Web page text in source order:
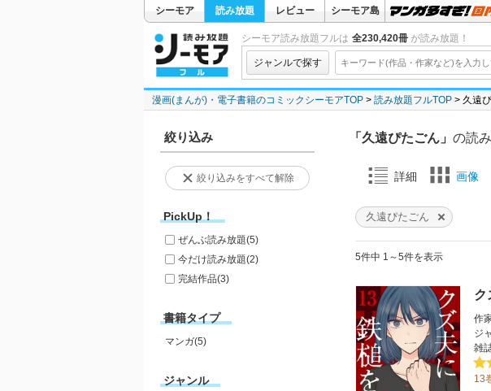
シーモア 読み放題 レビュー シーモア島
シーモア読み放題フルは 全230,420冊 が読み放題！
ジャンルで探す
漫画(まんが)・電子書籍のコミックシーモアTOP 読み放題フルTOP 久遠
絞り込み
絞り込みをすべて解除
PickUp！
ぜんぶ読み放題(5)
今だけ読み放題(2)
完結作品(3)
書籍タイプ
マンガ(5)
ジャンル
「久遠ぴたごん」 の読
詳細 画像
久遠ぴたごん
5件中 1～5件を表示
ク
作
ジ
雑
13